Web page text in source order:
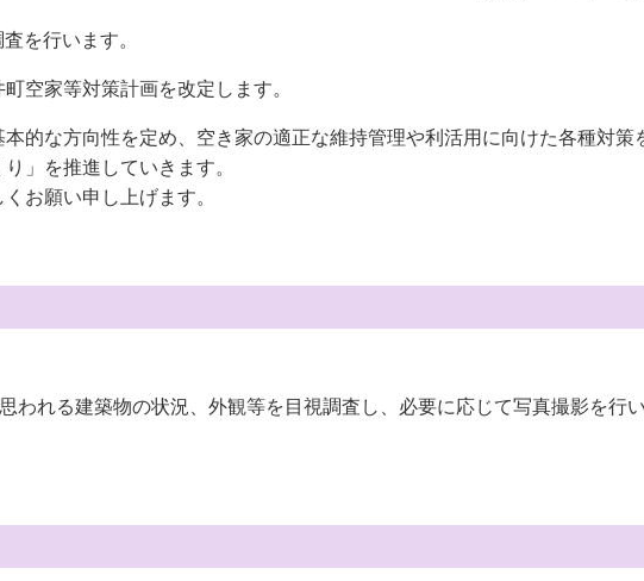
を行います。
空家等対策計画を改定します。
的な方向性を定め、空き家の適正な維持管理や利活用に向けた各種対策
」を推進していきます。
お願い申し上げます。
われる建築物の状況、外観等を目視調査し、必要に応じて写真撮影を行